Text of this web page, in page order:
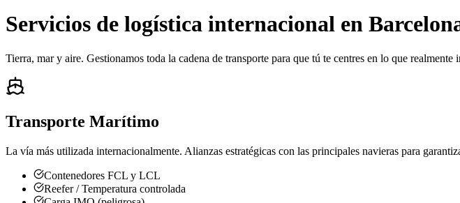
Servicios de logística internacional en
Tierra, mar y aire. Gestionamos toda la cadena de transporte para que tú te centres en lo que
Transporte Marítimo
La vía más utilizada internacionalmente. Alianzas estratégicas con las principales navieras para
Contenedores FCL y LCL
Reefer / Temperatura controlada